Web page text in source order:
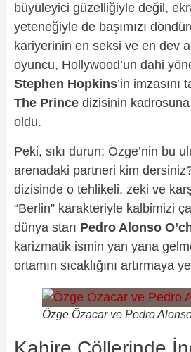
büyüleyici güzelliğiyle değil,
yeteneğiyle de başımızı
kariyerinin en seksi ve en dev
oyuncu, Hollywood’un dahi
Stephen Hopkins’in imzasını
The Prince dizisinin
oldu.
Peki, sıkı durun; Özge’nin bu
arenadaki partneri kim
dizisinde o tehlikeli, zeki ve
“Berlin” karakteriyle kalbimizi
dünya starı Pedro Alonso
karizmatik ismin yan yana
ortamın sıcaklığını artırmaya
Özge Özacar ve Pedro